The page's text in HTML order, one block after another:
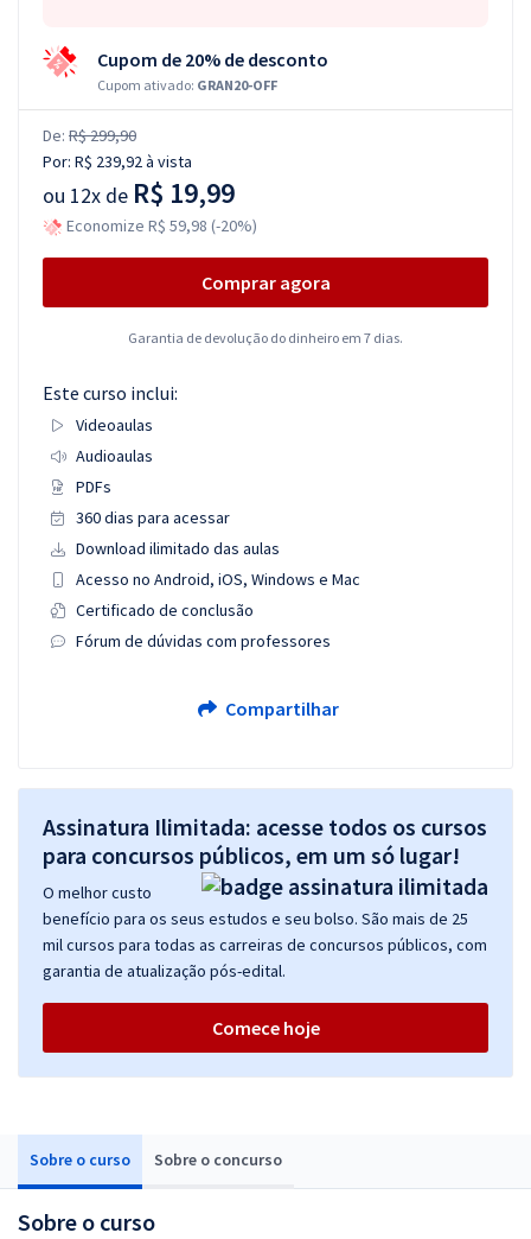
Sobre o curso Sobre o concurso
Sobre o curso
Cupom de 20% de desconto
Cupom ativado: GRAN20-OFF
De: R$ 299,90
Por: R$ 239,92à vista
ou 12x de R$ 19,99
Economize R$ 59,98 (-20%)
Comprar agora
Garantia de devolução do dinheiro em 7 dias.
Este curso inclui:
Videoaulas
Audioaulas
PDFs
360 dias para acessar
Download ilimitado das aulas
Acesso no Android, iOS, Windows e Mac
Certificado de conclusão
Fórum de dúvidas com professores
Compartilhar
Assinatura Ilimitada: acesse todos os cursos
para concursos públicos, em um só lugar!
O melhor custo
benefício para os seus estudos e seu bolso. São mais de 25
mil cursos para todas as carreiras de concursos públicos, com
garantia de atualização pós-edital.
Comece hoje